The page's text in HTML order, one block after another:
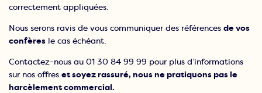
correctement appliquées.
Nous serons ravis de vous communiquer des références de vos
confères le cas échéant.
Contactez-nous au 01 30 84 99 99 pour plus d’informations
sur nos offres et soyez rassuré, nous ne pratiquons pas le
harcèlement commercial.